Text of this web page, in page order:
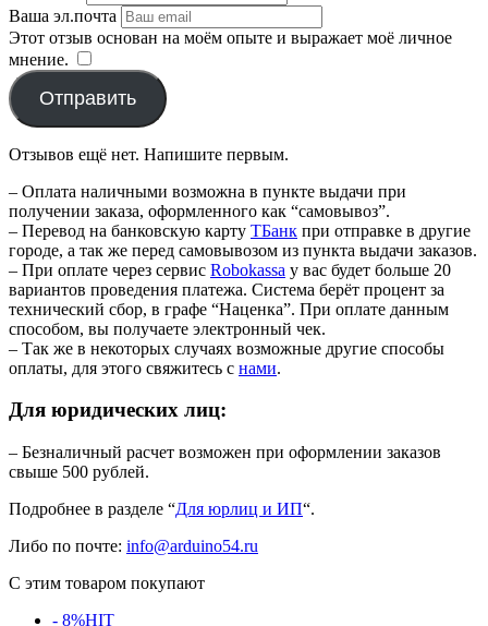
Ваша эл.почта
Этот отзыв основан на моём опыте и выражает моё личное
мнение.
Отправить
Отзывов ещё нет. Напишите первым.
– Оплата наличными возможна в пункте выдачи при
получении заказа, оформленного как “самовывоз”.
– Перевод на банковскую карту TБанк при отправке в другие
городе, а так же перед самовывозом из пункта выдачи заказов.
– При оплате через сервис Robokassa у вас будет больше 20
вариантов проведения платежа. Система берёт процент за
технический сбор, в графе “Наценка”. При оплате данным
способом, вы получаете электронный чек.
– Так же в некоторых случаях возможные другие способы
оплаты, для этого свяжитесь с нами.
Для юридических лиц:
– Безналичный расчет возможен при оформлении заказов
свыше 500 рублей.
Подробнее в разделе “Для юрлиц и ИП“.
Либо по почте: info@arduino54.ru
С этим товаром покупают
- 8%HIT